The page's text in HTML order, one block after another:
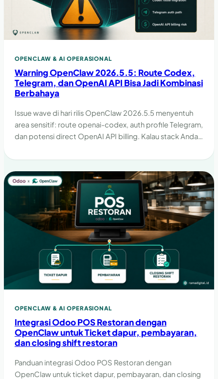
OPENCLAW & AI OPERASIONAL
Warning OpenClaw 2026.5.5: Route Codex,
Telegram, dan OpenAI API Bisa Jadi Kombinasi
Berbahaya
Issue wave di hari rilis OpenClaw 2026.5.5 menyentuh
area sensitif: route openai-codex, auth profile Telegram,
dan potensi direct OpenAI API billing. Kalau stack Anda
OPENCLAW & AI OPERASIONAL
Integrasi Odoo POS Restoran dengan
OpenClaw untuk Ticket dapur, pembayaran,
dan closing shift restoran
Panduan integrasi Odoo POS Restoran dengan
OpenClaw untuk ticket dapur, pembayaran, dan closing